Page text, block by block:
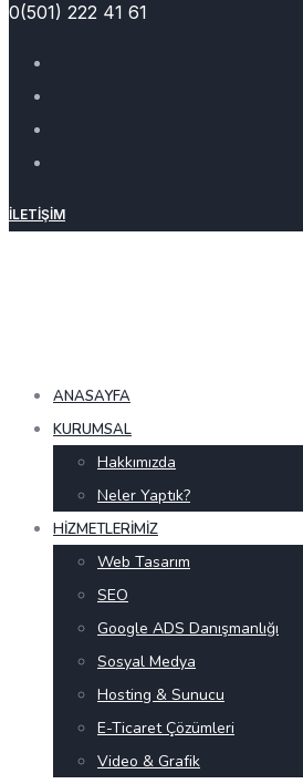
0(501) 222 41 61
İLETIŞIM
ANASAYFA
KURUMSAL
Hakkımızda
Neler Yaptık?
HIZMETLERIMIZ
Web Tasarım
SEO
Google ADS Danışmanlığı
Sosyal Medya
Hosting & Sunucu
E-Ticaret Çözümleri
Video & Grafik